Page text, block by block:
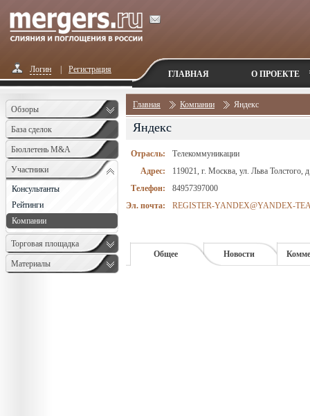
Логин Регистрация ГЛАВНАЯ О ПРОЕКТЕ
Обзоры
База сделок
Бюллетень M&A
Monthly
Участники
Консультанты
Рейтинги
Компании
Торговая площадка
Материалы
Главная Компании Яндекс
Яндекс
Отрасль:
Телекоммуникации
Адрес:
119021, г. Москва, ул. Льва Толстого,
Телефон:
84957397000
Эл. почта:
REGISTER-YANDEX@YANDEX-
Общее Новости